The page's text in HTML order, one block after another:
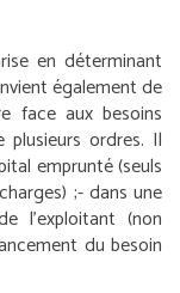
en déterminant
également de
face aux besoins
plusieurs ordres. Il
emprunté (seuls
;- dans une
l’exploitant (non
du besoin